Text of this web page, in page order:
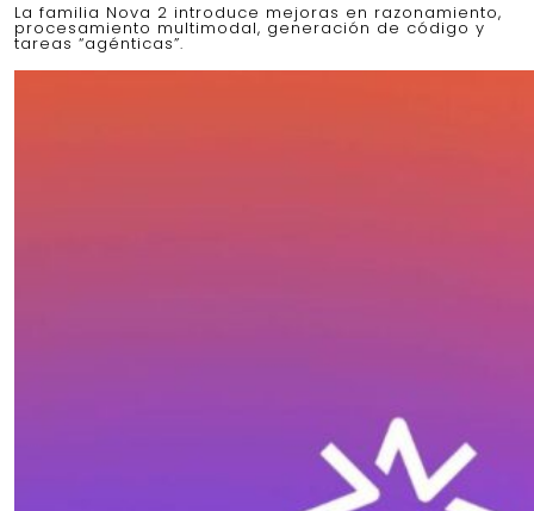
La familia Nova 2 introduce mejoras en razonamiento,
procesamiento multimodal, generación de código y
tareas “agénticas”.